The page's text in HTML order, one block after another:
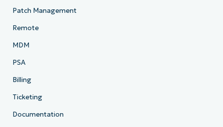
Patch Management
Remote
MDM
PSA
Billing
Ticketing
Documentation